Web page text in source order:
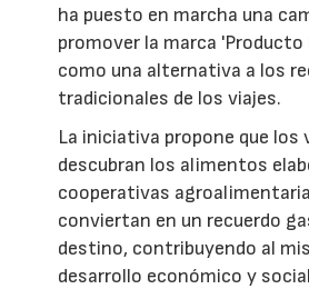
ha puesto en marcha una
promover la marca
como una alternativa a los
tradicionales de los viajes.
La iniciativa propone que
descubran los alimentos
cooperativas
conviertan en un recuerdo
destino, contribuyendo al
desarrollo económico y